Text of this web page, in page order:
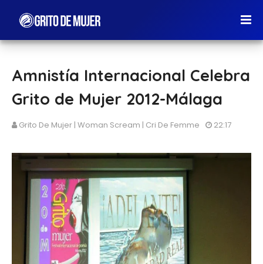
Amnistía Internacional Celebra
Grito de Mujer 2012-Málaga
Grito De Mujer | Woman Scream | Cri De Femme 22:17